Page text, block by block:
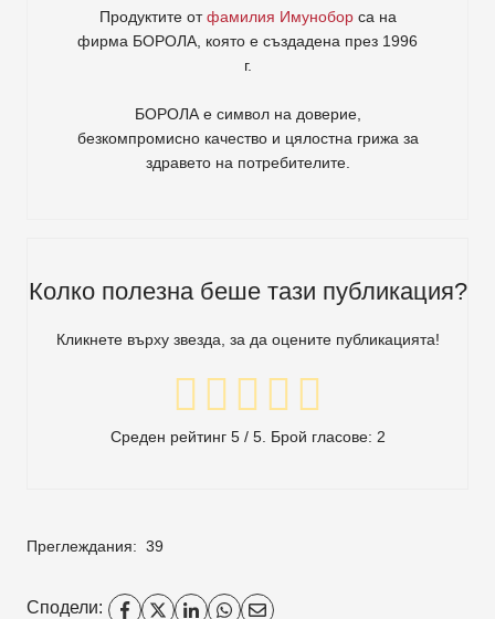
Продуктите отфамилия Имуноборса на
фирма БОРОЛА , която е създадена през 1996
г.
БОРОЛА е символ на доверие,
безкомпромисно качество и цялостна грижа за
здравето на потребителите.
Колко полезна беше тази публикация?
Кликнете върху звезда, за да оцените публикацията!
Среден рейтинг 5/ 5. Брой гласове: 2
Преглеждания: 39
Сподели: